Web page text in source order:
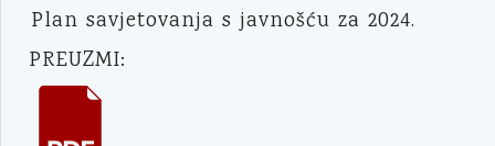
Plan savjetovanja s javnošću za 2024.
PREUZMI: